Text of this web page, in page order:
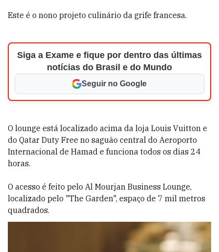
Este é o nono projeto culinário da grife francesa.
Siga a Exame e fique por dentro das últimas
notícias do Brasil e do Mundo
Seguir no Google
O lounge está localizado acima da loja Louis Vuitton e
do Qatar Duty Free no saguão central do Aeroporto
Internacional de Hamad e funciona todos os dias 24
horas.
O acesso é feito pelo Al Mourjan Business Lounge,
localizado pelo "The Garden", espaço de 7 mil metros
quadrados.